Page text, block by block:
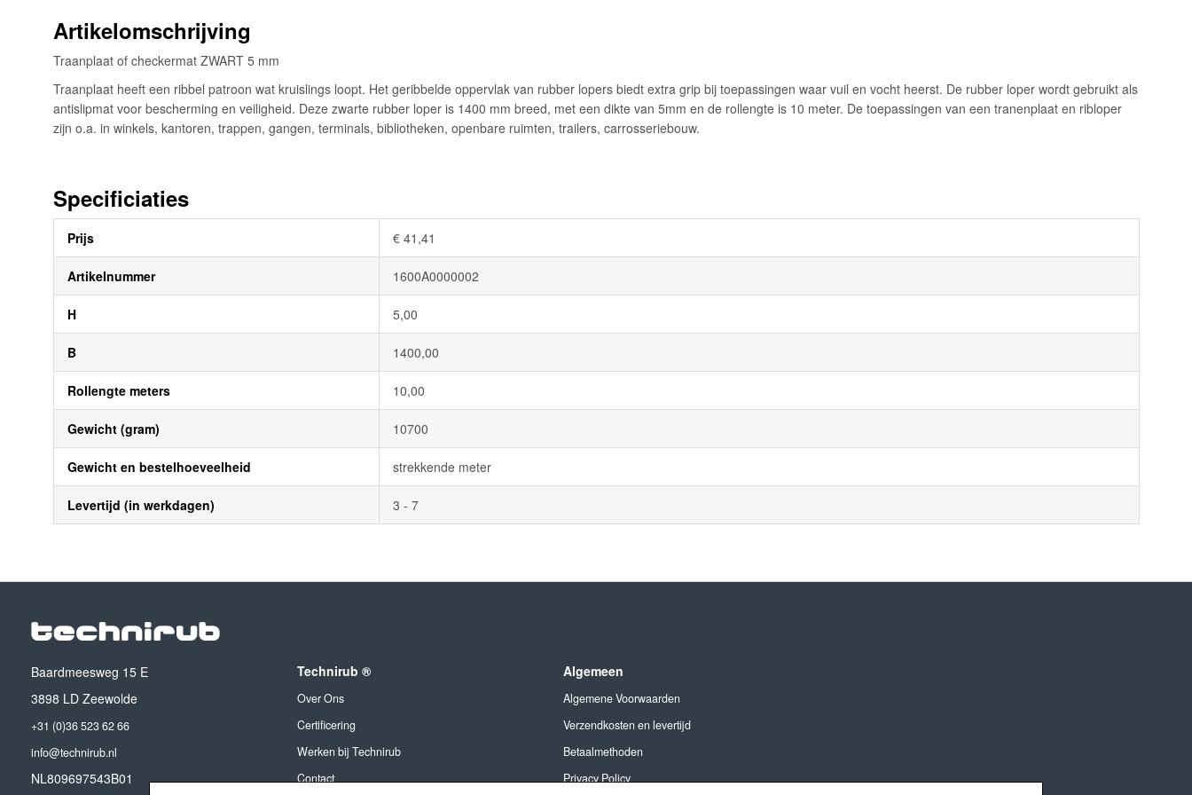
afbeeldingen-
gallerij
Artikelomschrijving
Traanplaat of checkermat ZWART 5 mm
Traanplaat heeft een ribbel patroon wat kruislings loopt. Het geribbelde oppervlak van rubber lopers biedt extra grip bij toepassingen waar vuil en vocht heerst. De rubber loper wordt gebruikt als
antislipmat voor bescherming en veiligheid. Deze zwarte rubber loper is 1400 mm breed, met een dikte van 5mm en de rollengte is 10 meter. De toepassingen van een tranenplaat en ribloper
zijn o.a. in winkels, kantoren, trappen, gangen, terminals, bibliotheken, openbare ruimten, trailers, carrosseriebouw.
Specificiaties
informatie
Prijs € 41,41
Artikelnummer 1600A0000002
H 5,00
B 1400,00
Rollengte meters 10,00
Gewicht (gram) 10700
Gewicht en bestelhoeveelheid strekkende meter
Levertijd (in werkdagen) 3 - 7
Baardmeesweg 15 E
3898 LD Zeewolde
+31 (0)36 523 62 66
info@technirub.nl
NL809697543B01
Technirub ®
Over Ons
Certificering
Werken bij Technirub
Contact
Algemeen
Algemene Voorwaarden
Verzendkosten en levertijd
Betaalmethoden
Privacy Policy